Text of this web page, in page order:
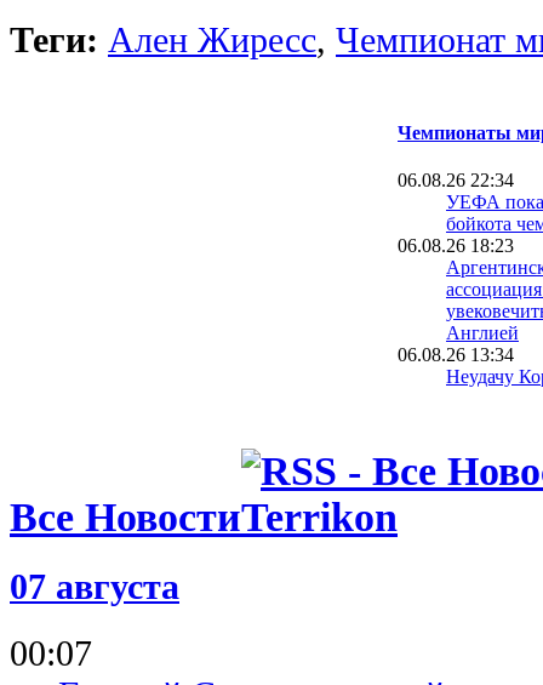
Теги: Ален Жиресс, Чемпионат
Чемпионаты
06.08.26 22:34
УЕФА пока
бойкота
06.08.26 18:23
Англией
06.08.26 13:34
Неудачу
06.08.26 09:39
Испания
Все Новости
07 августа
00:07